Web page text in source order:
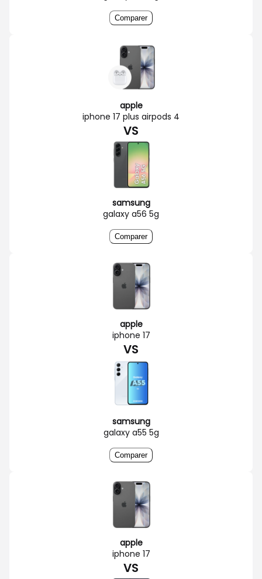
Comparer
apple
iphone 17 plus airpods 4
VS
samsung
galaxy a56 5g
Comparer
apple
iphone 17
VS
samsung
galaxy a55 5g
Comparer
apple
iphone 17
VS